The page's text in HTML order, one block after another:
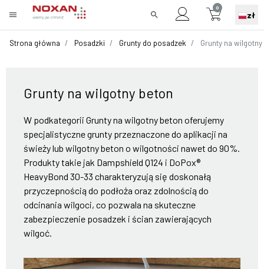
menu search
0
zł
Strona główna Posadzki Grunty do posadzek Grunty na
Grunty na wilgotny beton
W podkategorii Grunty na wilgotny beton oferujemy
specjalistyczne grunty przeznaczone do aplikacji na
świeży lub wilgotny beton o wilgotności nawet do 90%.
Produkty takie jak Dampshield Q124 i DoPox®
HeavyBond 30-33 charakteryzują się doskonałą
przyczepnością do podłoża oraz zdolnością do
odcinania wilgoci, co pozwala na skuteczne
zabezpieczenie posadzek i ścian zawierających
wilgoć.